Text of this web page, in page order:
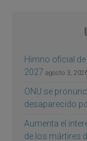
Himno oficial
2027 agosto 3,
ONU se
desaparecido
Aumenta el
de los mártires